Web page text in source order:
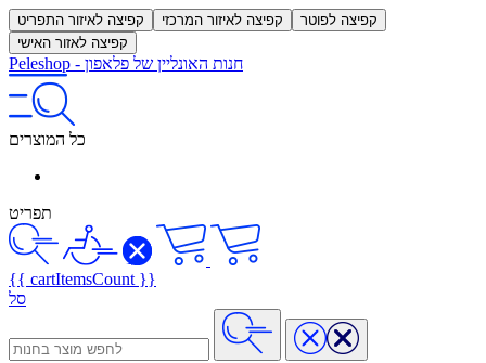
קפיצה לאיזור התפריט קפיצה לאיזור המרכזי
קפיצה לפוטר
קפיצה לאזור האישי
Peleshop - חנות האונליין של פלאפון
כל המוצרים
תפריט
{{ cartItemsCount }}
סל